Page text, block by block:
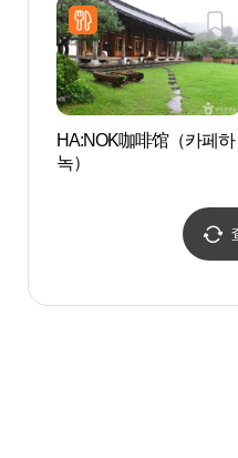
HA:NOK咖啡馆（카페하
녹）